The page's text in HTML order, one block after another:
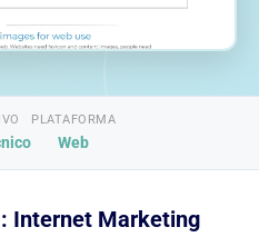
PLATAFORMA
Web
Internet Marketing